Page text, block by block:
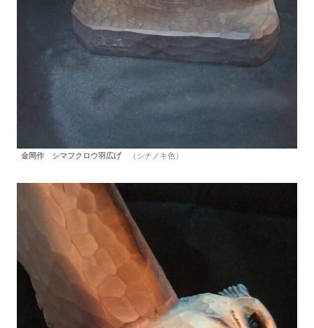
金岡作 シマフクロウ羽広げ（シナノキ色）